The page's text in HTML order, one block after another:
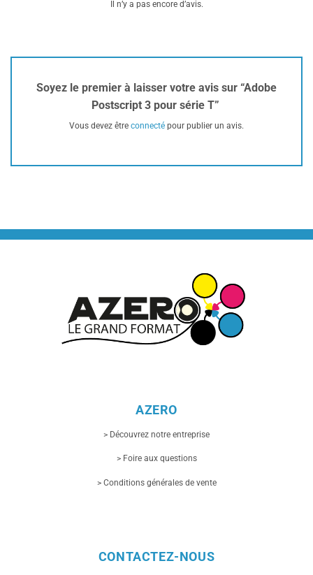
Il n’y a pas encore d’avis.
Soyez le premier à laisser votre avis sur “Adobe
Postscript 3 pour série T”
Vous devez être connecté pour publier un avis.
AZERO
> Découvrez notre entreprise
> Foire aux questions
> Conditions générales de vente
CONTACTEZ-NOUS